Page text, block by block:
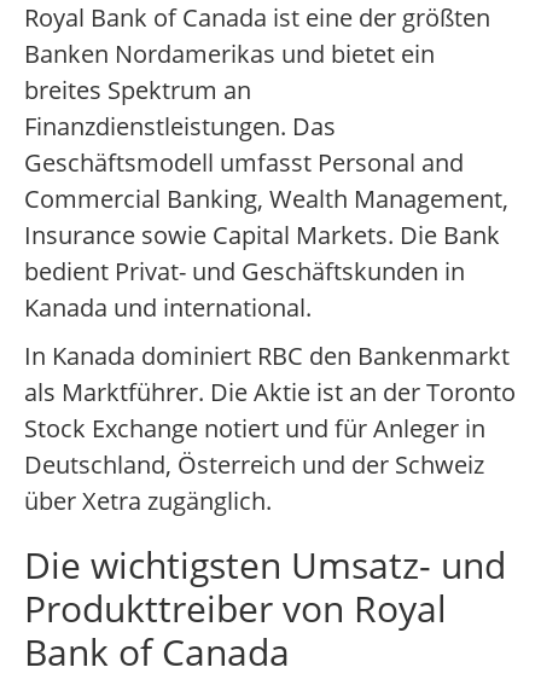
Royal Bank of Canada ist eine der größten
Banken Nordamerikas und bietet ein
breites Spektrum an
Finanzdienstleistungen. Das
Geschäftsmodell umfasst Personal and
Commercial Banking, Wealth Management,
Insurance sowie Capital Markets. Die Bank
bedient Privat- und Geschäftskunden in
Kanada und international.
In Kanada dominiert RBC den Bankenmarkt
als Marktführer. Die Aktie ist an der Toronto
Stock Exchange notiert und für Anleger in
Deutschland, Österreich und der Schweiz
über Xetra zugänglich.
Die wichtigsten Umsatz- und
Produkttreiber von Royal
Bank of Canada